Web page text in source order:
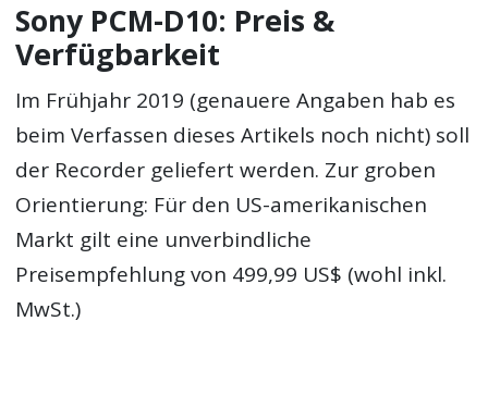
Sony PCM-D10: Preis &
Verfügbarkeit
Im Frühjahr 2019 (genauere Angaben hab es
beim Verfassen dieses Artikels noch nicht) soll
der Recorder geliefert werden. Zur groben
Orientierung: Für den US-amerikanischen
Markt gilt eine unverbindliche
Preisempfehlung von 499,99 US$ (wohl inkl.
MwSt.)